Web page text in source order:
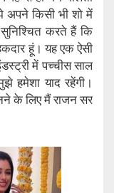
अपने किसी भी शो में
करते हैं कि
हूं। यह एक ऐसी
में पच्चीस साल
हमेशा याद रहेंगी।
के लिए मैं राजन सर